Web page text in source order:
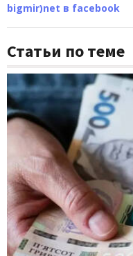
bigmir)net в facebook
Статьи по теме